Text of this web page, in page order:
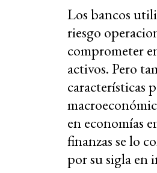
Los bancos
riesgo
comprometer
activos. Pero
características
en economías
finanzas se lo
por su sigla en